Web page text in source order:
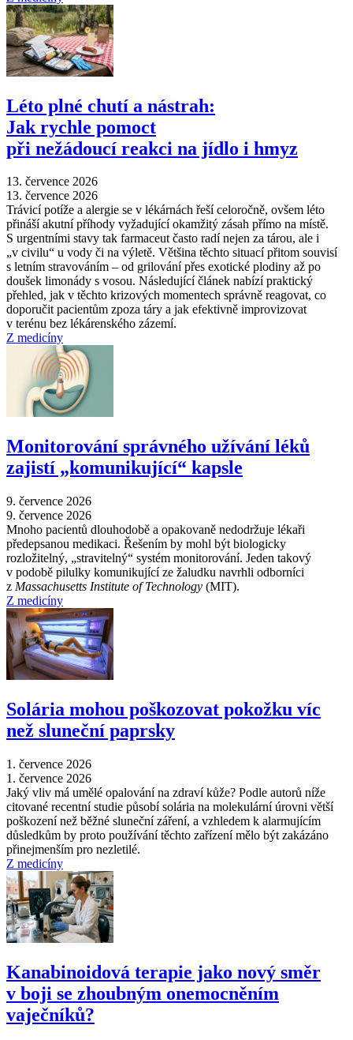
Léto plné chutí a nástrah:
Jak rychle pomoct
při nežádoucí reakci na jídlo i hmyz
13. července 2026
13. července 2026
Trávicí potíže a alergie se v lékárnách řeší celoročně, ovšem léto
přináší akutní příhody vyžadující okamžitý zásah přímo na místě.
S urgentními stavy tak farmaceut často radí nejen za tárou, ale i
„v civilu“ u vody či na výletě. Většina těchto situací přitom souvisí
s letním stravováním –⁠ od grilování přes exotické plodiny až po
doušek limonády s vosou. Následující článek nabízí praktický
přehled, jak v těchto krizových momentech správně reagovat, co
doporučit pacientům zpoza táry a jak efektivně improvizovat
v terénu bez lékárenského zázemí.
Z medicíny
Monitorování správného užívání léků
zajistí „komunikující“ kapsle
9. července 2026
9. července 2026
Mnoho pacientů dlouhodobě a opakovaně nedodržuje lékaři
předepsanou medikaci. Řešením by mohl být biologicky
rozložitelný, „stravitelný“ systém monitorování. Jeden takový
v podobě pilulky komunikující ze žaludku navrhli odborníci
z Massachusetts Institute of Technology (MIT).
Z medicíny
Solária mohou poškozovat pokožku víc
než sluneční paprsky
1. července 2026
1. července 2026
Jaký vliv má umělé opalování na zdraví kůže? Podle autorů níže
citované recentní studie působí solária na molekulární úrovni větší
poškození než běžné sluneční záření, a vzhledem k alarmujícím
důsledkům by proto používání těchto zařízení mělo být zakázáno
přinejmenším pro nezletilé.
Z medicíny
Kanabinoidová terapie jako nový směr
v boji se zhoubným onemocněním
vaječníků?